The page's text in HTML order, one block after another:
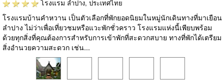
โรงแรม ลำปาง, ประเทศไทย
โรงแรมบ้านคำหวาน เป็นตัวเลือกที่พักยอดนิยมในหมู่นักเดินทางที่มาเยือน
ลำปาง ไม่ว่าเพื่อเที่ยวชมหรือแวะพักชั่วคราว โรงแรมแห่งนี้เพียบพร้อม
ด้วยทุกสิ่งที่คุณต้องการสำหรับการเข้าพักที่สะดวกสบาย ทางที่พักได้เตรียม
สิ่งอำนวยความสะดวก เช่น...